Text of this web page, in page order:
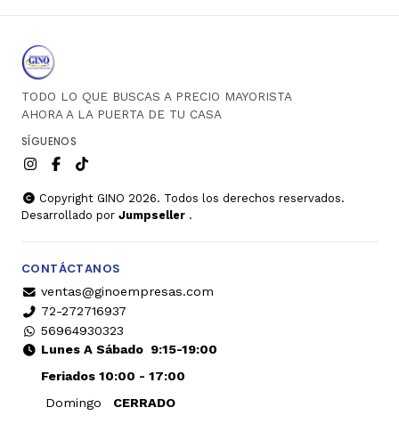
TODO LO QUE BUSCAS A PRECIO MAYORISTA
AHORA A LA PUERTA DE TU CASA
SÍGUENOS
Copyright GINO 2026. Todos los derechos reservados.
Desarrollado por Jumpseller .
CONTÁCTANOS
ventas@ginoempresas.com
72-272716937
56964930323
Lunes A Sábado9:15-19:00
Feriados 10:00 - 17:00
Domingo
CERRADO